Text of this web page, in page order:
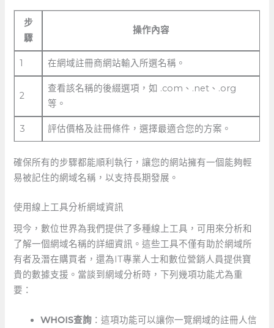
步
驟
操作內容
1 在網域註冊商網站輸入所選名稱。
2
查看該名稱的後綴選項，如 .com、.net、.org
等。
3 評估價格及註冊條件，選擇最適合您的方案。
確保所有的步驟都能順利執行，讓您的網站擁有一個能夠輕
易被記住的網域名稱，以支持長期發展。
使用線上工具分析網域資訊
現今，數位世界為我們提供了多種線上工具，可用來分析和
了解一個網域名稱的詳細資訊。這些工具不僅有助於網域所
有者及潛在購買者，還為IT專業人士和數位營銷人員提供寶
貴的數據支援。當談到網域分析時，下列幾項功能尤為重
要：
WHOIS查詢 ：這項功能可以讓你一覽網域的註冊人信